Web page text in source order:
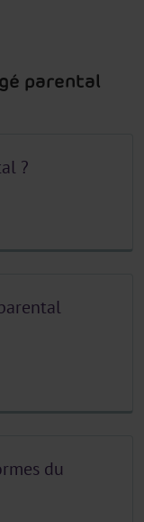
parental
?
du